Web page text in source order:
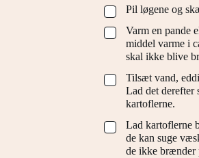
▢
Pil løgene og
▢
Varm en pande
middel varme i
skal ikke blive
▢
Tilsæt vand,
Lad det derefter
kartoflerne.
▢
Lad kartoflerne
de kan suge
de ikke brænder